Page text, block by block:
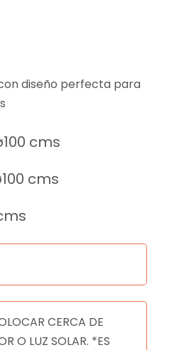
diseño perfecta para
cms
cms
CERCA DE
O LUZ SOLAR. *ES